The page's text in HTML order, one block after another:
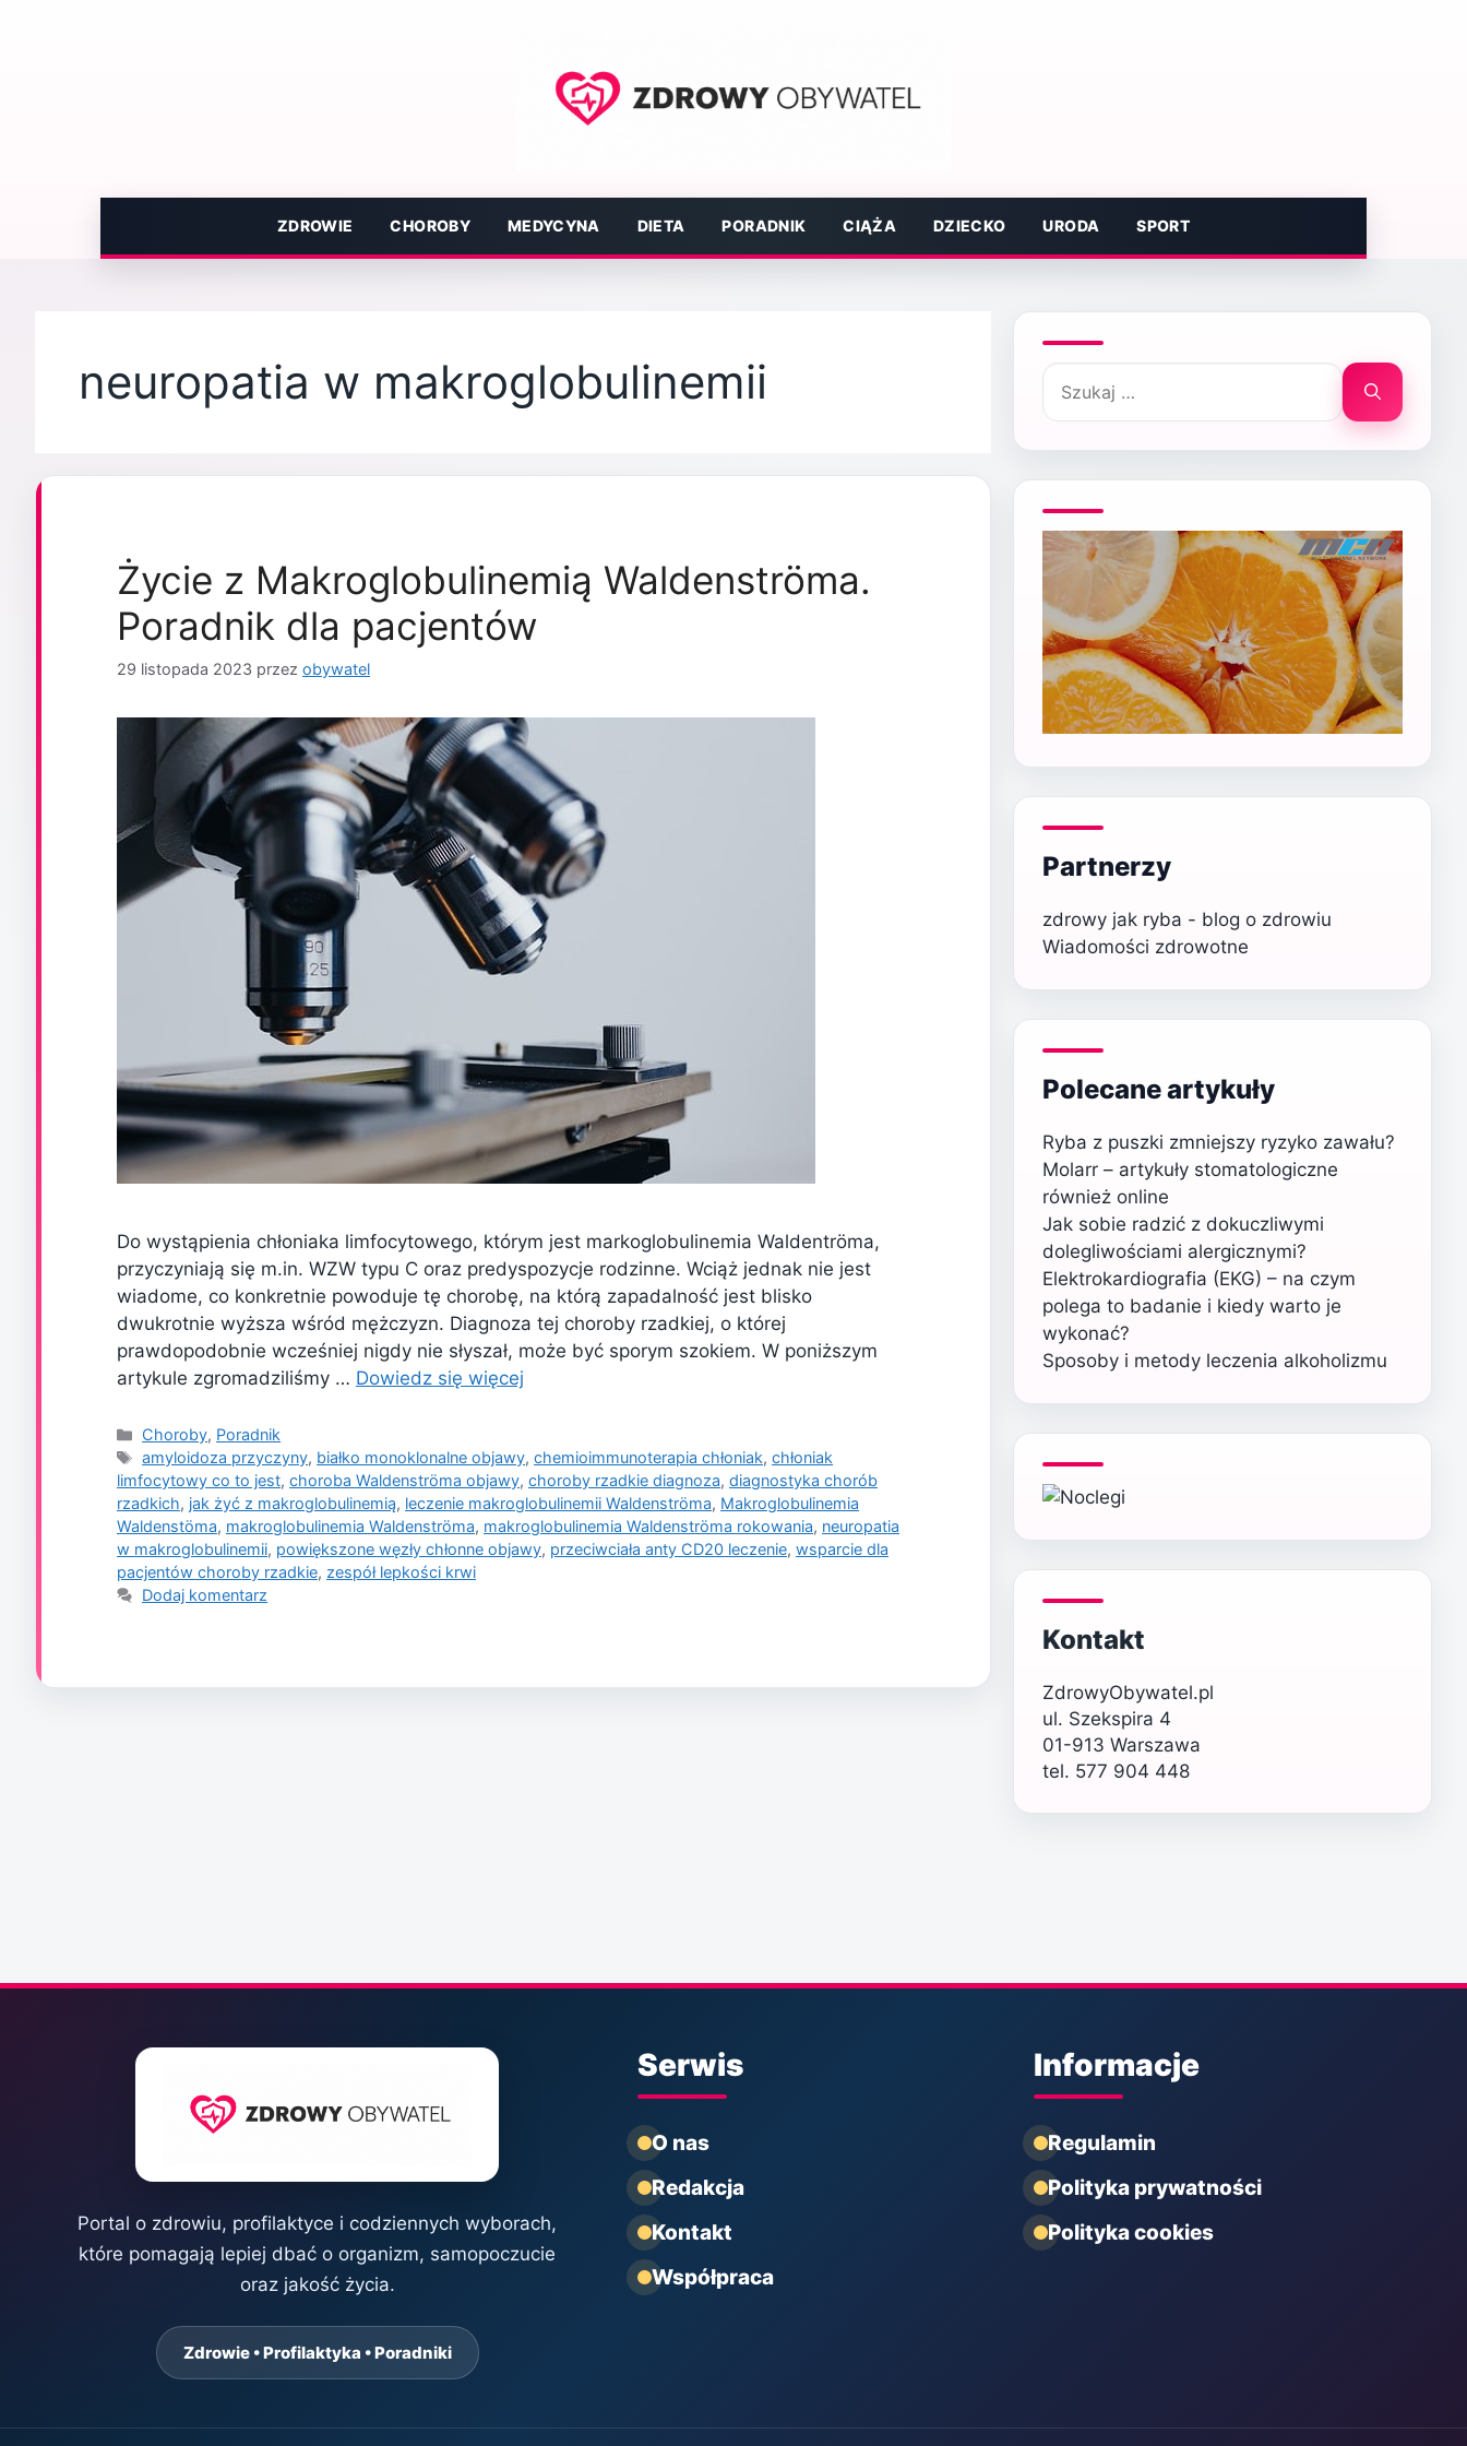
ZDROWIE CHOROBY MEDYCYNA DIETA PORADNIK CIĄŻA DZIECKO URODA SPORT
neuropatia w makroglobulinemii
Życie z Makroglobulinemią Waldenströma.
Poradnik dla pacjentów
29 listopada 2023 przez obywatel
Do wystąpienia chłoniaka limfocytowego, którym jest markoglobulinemia Waldentröma,
przyczyniają się m.in. WZW typu C oraz predyspozycje rodzinne. Wciąż jednak nie jest
wiadome, co konkretnie powoduje tę chorobę, na którą zapadalność jest blisko
dwukrotnie wyższa wśród mężczyzn. Diagnoza tej choroby rzadkiej, o której
prawdopodobnie wcześniej nigdy nie słyszał, może być sporym szokiem. W poniższym
artykule zgromadziliśmy … Dowiedz się więcej
Kategorie
Choroby, Poradnik
Tagi
amyloidoza przyczyny, białko monoklonalne objawy,chemioimmunoterapia chłoniak,chłoniak
limfocytowy co to jest, choroba Waldenströma objawy, choroby rzadkie diagnoza, diagnostyka chorób
rzadkich, jak żyć z makroglobulinemią, leczenie makroglobulinemii Waldenströma, Makroglobulinemia
Waldenstöma, makroglobulinemia Waldenströma, makroglobulinemia Waldenströma rokowania, neuropatia
w makroglobulinemii, powiększone węzły chłonne objawy, przeciwciała anty CD20 leczenie, wsparcie dla
pacjentów choroby rzadkie, zespół lepkości krwi
Dodaj komentarz
Szukaj:
Partnerzy
zdrowy jak ryba - blog o zdrowiu
Wiadomości zdrowotne
Polecane artykuły
Ryba z puszki zmniejszy ryzyko zawału?
Molarr – artykuły stomatologiczne
również online
Jak sobie radzić z dokuczliwymi
dolegliwościami alergicznymi?
Elektrokardiografia (EKG) – na czym
polega to badanie i kiedy warto je
wykonać?
Sposoby i metody leczenia alkoholizmu
Kontakt
ZdrowyObywatel.pl
ul. Szekspira 4
01-913 Warszawa
tel. 577 904 448
Portal o zdrowiu, profilaktyce i codziennych wyborach,
które pomagają lepiej dbać o organizm, samopoczucie
oraz jakość życia.
Zdrowie • Profilaktyka • Poradniki
Serwis
O nas
Redakcja
Kontakt
Współpraca
Informacje
Regulamin
Polityka prywatności
Polityka cookies